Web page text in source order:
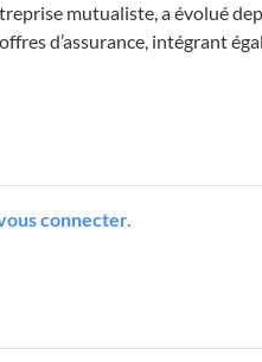
mutualiste, a évolué
d’assurance, intégrant
connecter.